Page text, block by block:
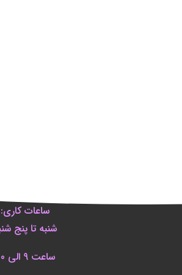
ساعات کاری:
شنبه تا پنج
ساعت 9 الی 20